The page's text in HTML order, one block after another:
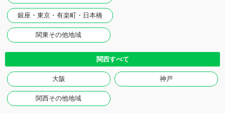
銀座・東京・有楽町・日本橋
関東その他地域
関西すべて
大阪 神戸
関西その他地域